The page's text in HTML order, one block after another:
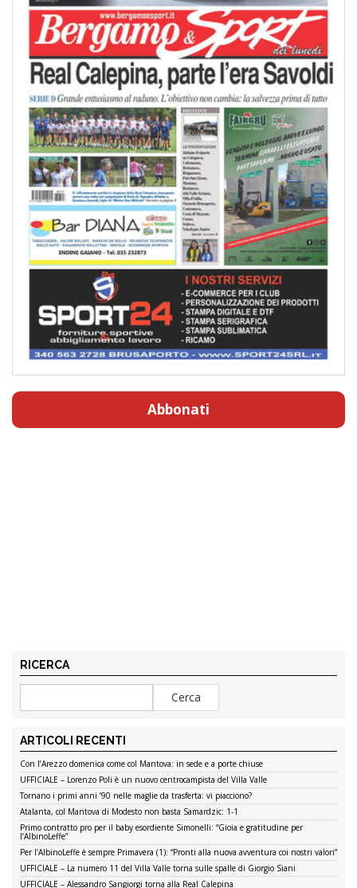
Abbonati
RICERCA
ARTICOLI RECENTI
Con l’Arezzo domenica come col Mantova: in sede e a porte chiuse
UFFICIALE – Lorenzo Poli è un nuovo centrocampista del Villa Valle
Tornano i primi anni ’90 nelle maglie da trasferta: vi piacciono?
Atalanta, col Mantova di Modesto non basta Samardzic: 1-1
Primo contratto pro per il baby esordiente Simonelli: “Gioia e gratitudine per
l’AlbinoLeffe”
Per l’AlbinoLeffe è sempre Primavera (1): “Pronti alla nuova avventura coi nostri valori”
UFFICIALE – La numero 11 del Villa Valle torna sulle spalle di Giorgio Siani
UFFICIALE – Alessandro Sangiorgi torna alla Real Calepina